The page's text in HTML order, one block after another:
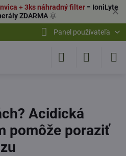
✕
+3ks náhradný filter= IoniLyte
ZDARMA 🌞
Panel používateľa
Acidická
pomôže poraziť